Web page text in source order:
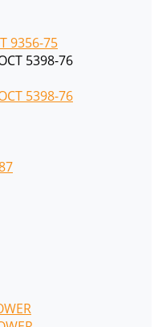
9356-75
5398-76
5398-76